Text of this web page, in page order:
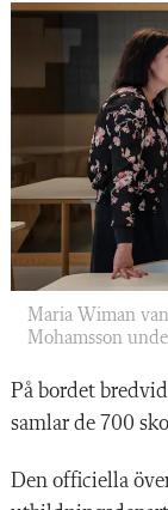
Maria Wiman
Mohamsson
På bordet
samlar de 700
Den officiella